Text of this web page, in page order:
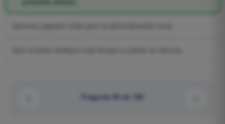
Pregunta 84 de 100